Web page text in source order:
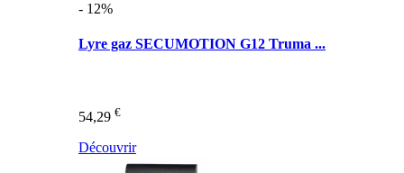
- 12%
Lyre gaz SECUMOTION G12 Truma ...
54,29 €
Découvrir